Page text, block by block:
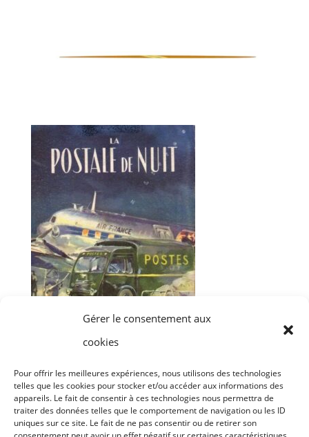
Gérer le consentement aux
cookies
Pour offrir les meilleures expériences, nous utilisons des technologies
telles que les cookies pour stocker et/ou accéder aux informations des
appareils. Le fait de consentir à ces technologies nous permettra de
traiter des données telles que le comportement de navigation ou les ID
uniques sur ce site. Le fait de ne pas consentir ou de retirer son
(Publiques)
Archives